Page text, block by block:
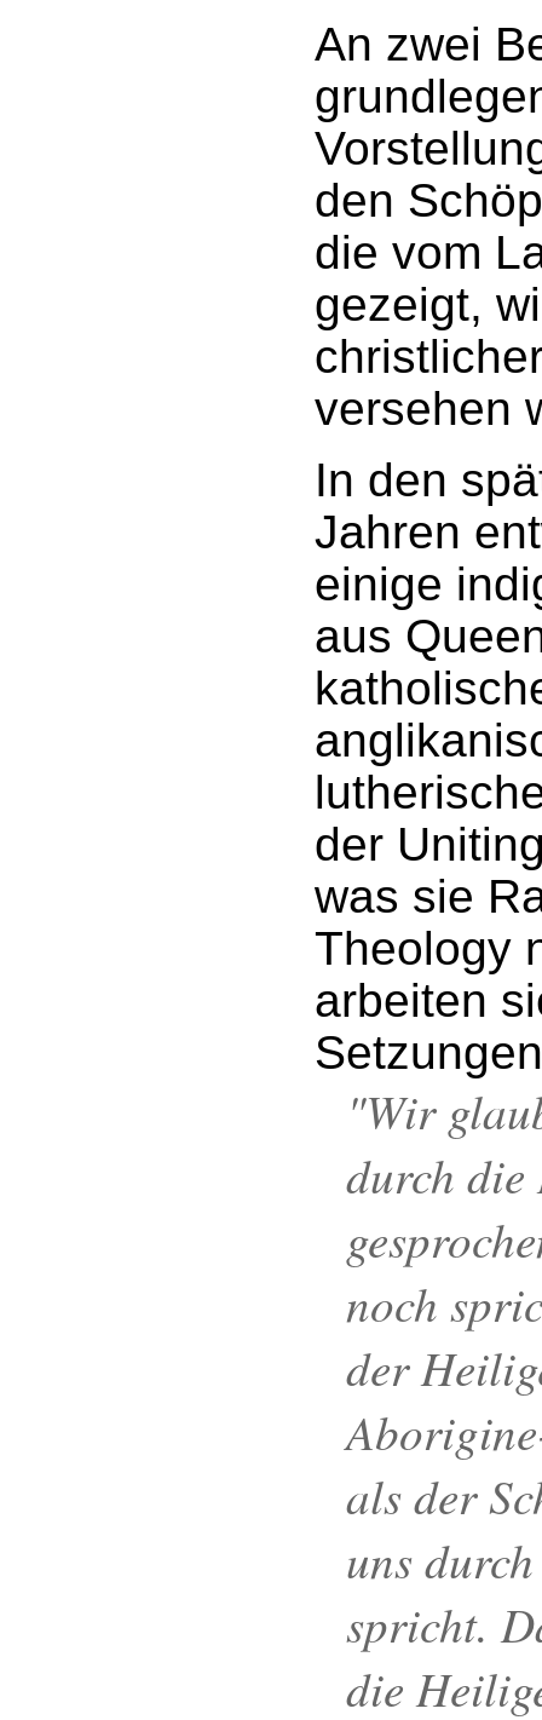
An zwei
den
die vom
gezeigt,
versehen
In den
Jahren
einige
aus
der
was sie
Theology
arbeiten
"Wir
durch
noch
der
als der
uns
spricht.
die